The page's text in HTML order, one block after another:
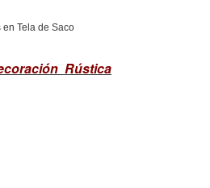
Tela de Saco
Rústica